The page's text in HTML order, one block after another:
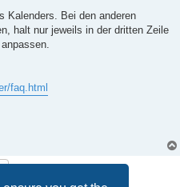
Kalenders. Bei den anderen
halt nur jeweils in der dritten Zeile
faq.html